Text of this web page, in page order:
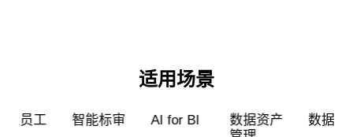
适用场景
智能标审 AI for BI
数据资产
数据治理